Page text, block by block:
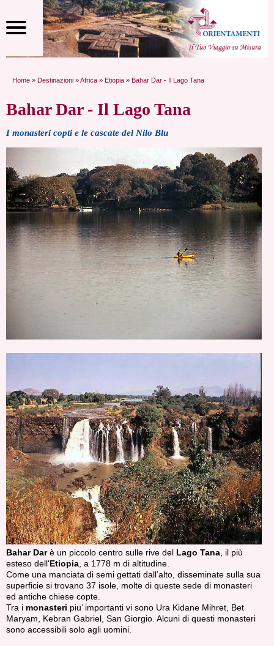
Home » Destinazioni »Africa » Etiopia » Bahar Dar - Il Lago Tana
Bahar Dar - Il Lago Tana
I monasteri copti e le cascate del Nilo Blu
Bahar Darè un piccolo centro sulle rive del Lago Tana , il più
esteso dell'Etiopia , a 1778 m di altitudine.
Come una manciata di semi gettati dall’alto, disseminate sulla sua
superficie si trovano 37 isole, molte di queste sede di monasteri
ed antiche chiese copte.
Tra i monasteri piu’ importanti vi sono Ura Kidane Mihret, Bet
Maryam, Kebran Gabriel, San Giorgio. Alcuni di questi monasteri
sono accessibili solo agli uomini.